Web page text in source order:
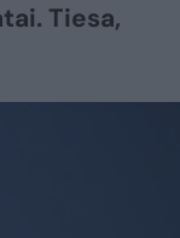
Tiesa,